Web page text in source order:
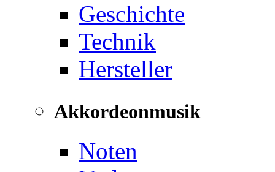
Geschichte
Technik
Hersteller
Akkordeonmusik
Noten